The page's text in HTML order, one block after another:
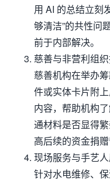
用 AI 的总结立刻
够清洁”的共性问
前于内部解决。
慈善与非营利组
慈善机构在举办
件或实体卡片附
内容，帮助机构
通材料是否显得
高后续的资金捐赠
现场服务与手艺
针对水电维修、